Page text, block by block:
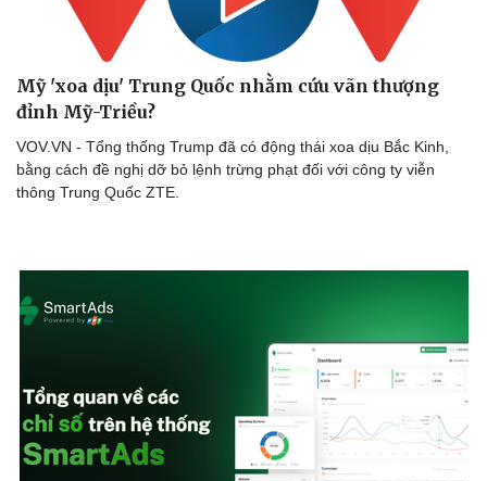
Mỹ 'xoa dịu' Trung Quốc nhằm cứu vãn thượng
đỉnh Mỹ-Triều?
VOV.VN - Tổng thống Trump đã có động thái xoa dịu Bắc Kinh,
bằng cách đề nghị dỡ bỏ lệnh trừng phạt đối với công ty viễn
thông Trung Quốc ZTE.